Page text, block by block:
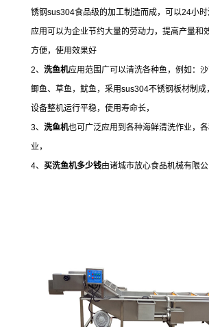
锈钢sus304食品级的加工制造而成，可以24小
应用可以为企业节约大量的劳动力，提高产量和
方便，使用效果好
2、 洗鱼机应用范围广可以清洗各种鱼，例如：沙
鲫鱼、草鱼，鱿鱼， 采用sus304不锈钢板材制成
设备整机运行平稳，使用寿命长，
3、 洗鱼机也可广泛应用到各种海鲜清洗作业，
业，
4、 买洗鱼机多少钱由诸城市放心食品机械有限